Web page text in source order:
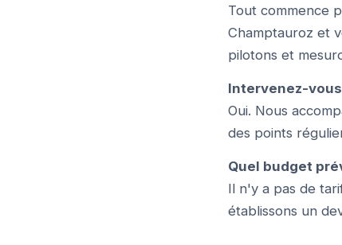
Tout commence
Champtauroz et
pilotons et
Intervenez-
Oui. Nous
des points
Quel budget
Il n'y a pas de
établissons un